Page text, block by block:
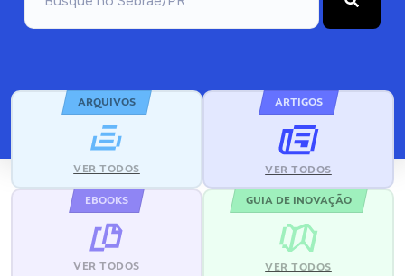
ARQUIVOS
VER TODOS
ARTIGOS
VER TODOS
EBOOKS
VER TODOS
GUIA DE INOVAÇÃO
VER TODOS